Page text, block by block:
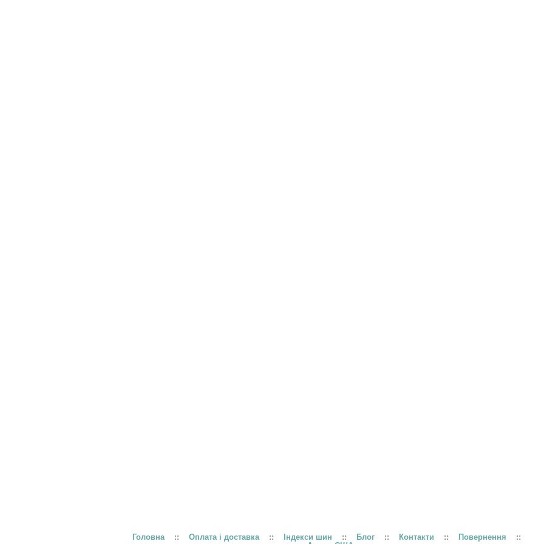
Головна:: Оплата і доставка:: Індекси шин :: Блог :: Контакти :: Повернення ::